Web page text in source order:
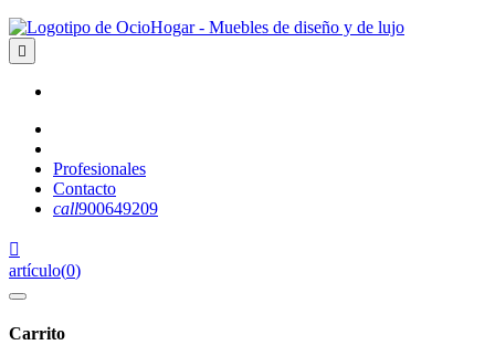

Profesionales
Contacto
call900649209

artículo(0)
Carrito